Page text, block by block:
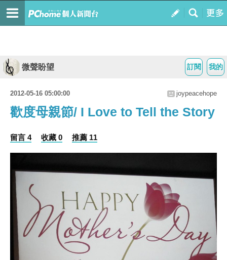
我的
訂閱
微聲盼望
2012-05-16 05:00:00 joypeacehope
歡度母親節/ I Love to Tell the Story
留言 4 收藏 0 推薦 11